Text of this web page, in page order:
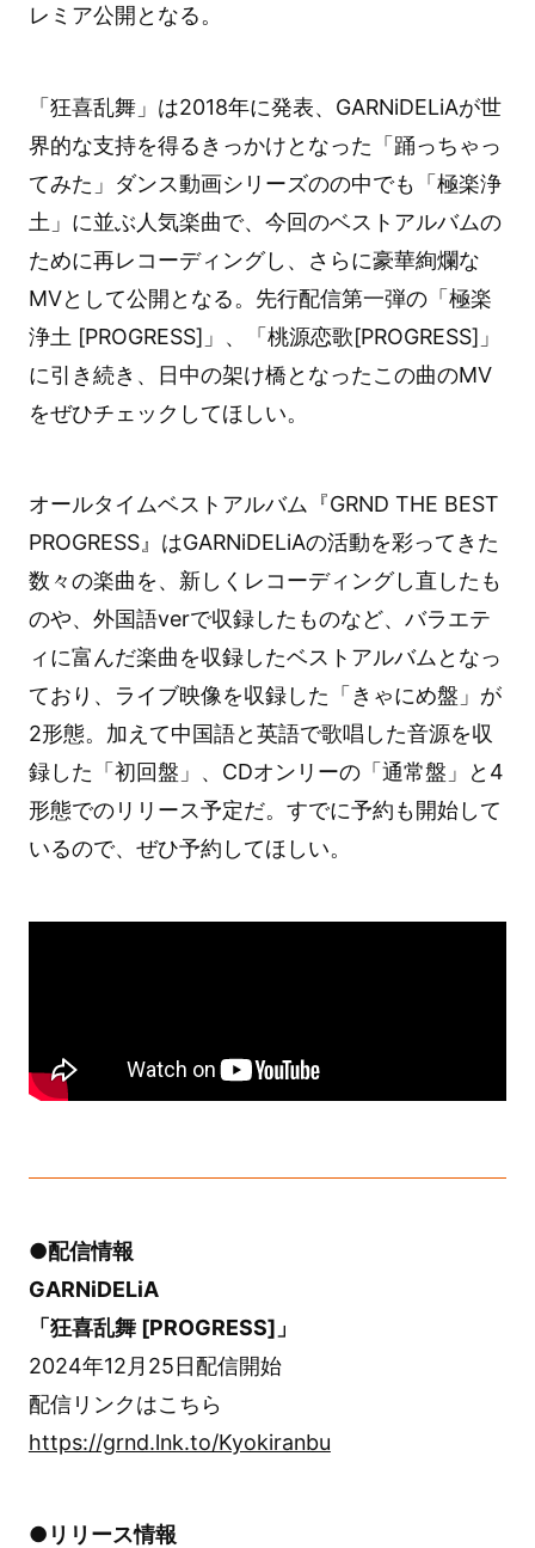
レミア公開となる。
「狂喜乱舞」は2018年に発表、GARNiDELiAが世
界的な支持を得るきっかけとなった「踊っちゃっ
てみた」ダンス動画シリーズのの中でも「極楽浄
土」に並ぶ人気楽曲で、今回のベストアルバムの
ために再レコーディングし、さらに豪華絢爛な
MVとして公開となる。先行配信第一弾の「極楽
浄土 [PROGRESS]」、「桃源恋歌[PROGRESS]」
に引き続き、日中の架け橋となったこの曲のMV
をぜひチェックしてほしい。
オールタイムベストアルバム『GRND THE BEST
PROGRESS』はGARNiDELiAの活動を彩ってきた
数々の楽曲を、新しくレコーディングし直したも
のや、外国語verで収録したものなど、バラエテ
ィに富んだ楽曲を収録したベストアルバムとなっ
ており、ライブ映像を収録した「きゃにめ盤」が
2形態。加えて中国語と英語で歌唱した音源を収
録した「初回盤」、CDオンリーの「通常盤」と4
形態でのリリース予定だ。すでに予約も開始して
いるので、ぜひ予約してほしい。
●配信情報
GARNiDELiA
「狂喜乱舞 [PROGRESS]」
2024年12月25日配信開始
配信リンクはこちら
https://grnd.lnk.to/Kyokiranbu
●リリース情報